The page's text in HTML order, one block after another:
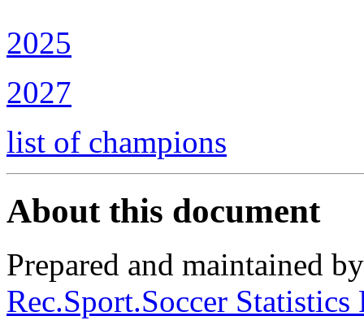
2025
2027
list of champions
About this document
Prepared and maintained
Rec.Sport.Soccer